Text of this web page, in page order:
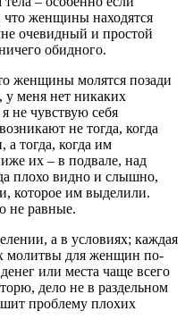
что женщины находятся
очевидный и простой
обидного.
женщины молятся позади
меня нет никаких
не чувствую себя
не тогда, когда
тогда, когда им
их – в подвале, над
плохо видно и слышно,
которое им выделили.
не равные.
а в условиях; каждая
молитвы для женщин по-
или места чаще всего
дело не в раздельном
проблему плохих